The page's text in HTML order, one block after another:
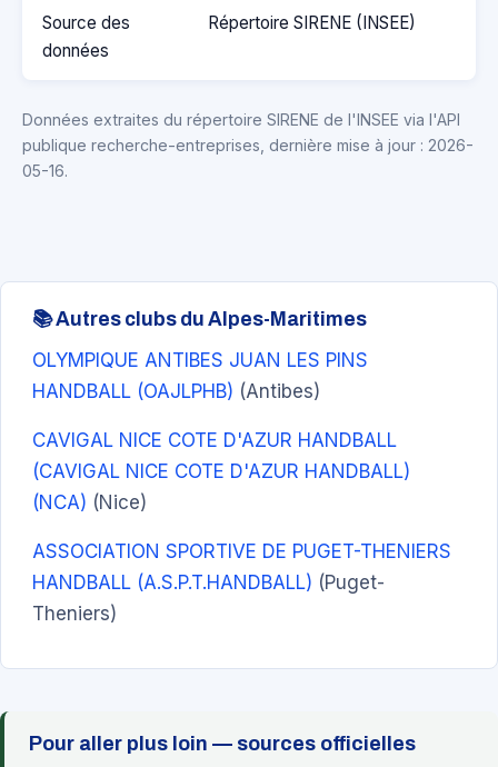
Source des
données
Répertoire SIRENE (INSEE)
Données extraites du répertoire SIRENE de l'INSEE via l'API
publique recherche-entreprises, dernière mise à jour : 2026-
05-16.
📚 Autres clubs du Alpes-Maritimes
OLYMPIQUE ANTIBES JUAN LES PINS
HANDBALL (OAJLPHB) (Antibes)
CAVIGAL NICE COTE D'AZUR HANDBALL
(CAVIGAL NICE COTE D'AZUR HANDBALL)
(NCA) (Nice)
ASSOCIATION SPORTIVE DE PUGET-THENIERS
HANDBALL (A.S.P.T.HANDBALL) (Puget-
Theniers)
Pour aller plus loin — sources officielles